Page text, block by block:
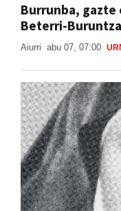
Burrunba, gazte
Beterri-
Aiurri abu 07, 07:00